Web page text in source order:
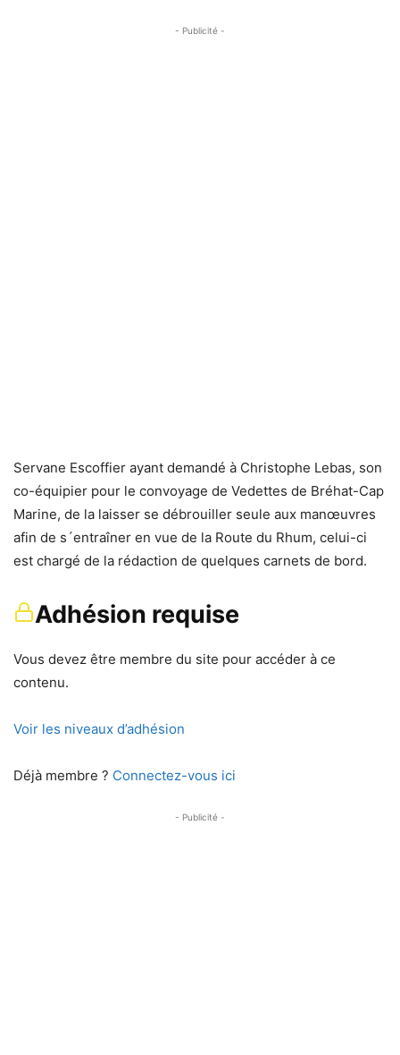
- Publicité -
Servane Escoffier ayant demandé à Christophe Lebas, son
co-équipier pour le convoyage de Vedettes de Bréhat-Cap
Marine, de la laisser se débrouiller seule aux manœuvres
afin de s´entraîner en vue de la Route du Rhum, celui-ci
est chargé de la rédaction de quelques carnets de bord.
Adhésion requise
Vous devez être membre du site pour accéder à ce
contenu.
Voir les niveaux d’adhésion
Déjà membre ? Connectez-vous ici
- Publicité -